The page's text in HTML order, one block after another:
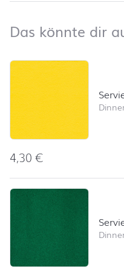
Das könnte dir
Produktliste
4,30€